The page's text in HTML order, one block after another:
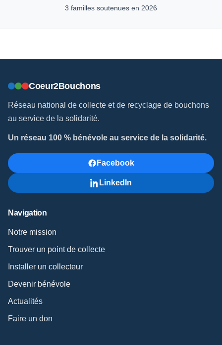
3 familles soutenues en 2026
Coeur2Bouchons
Réseau national de collecte et de recyclage de bouchons
au service de la solidarité.
Un réseau 100 % bénévole au service de la solidarité.
Facebook
LinkedIn
Navigation
Notre mission
Trouver un point de collecte
Installer un collecteur
Devenir bénévole
Actualités
Faire un don